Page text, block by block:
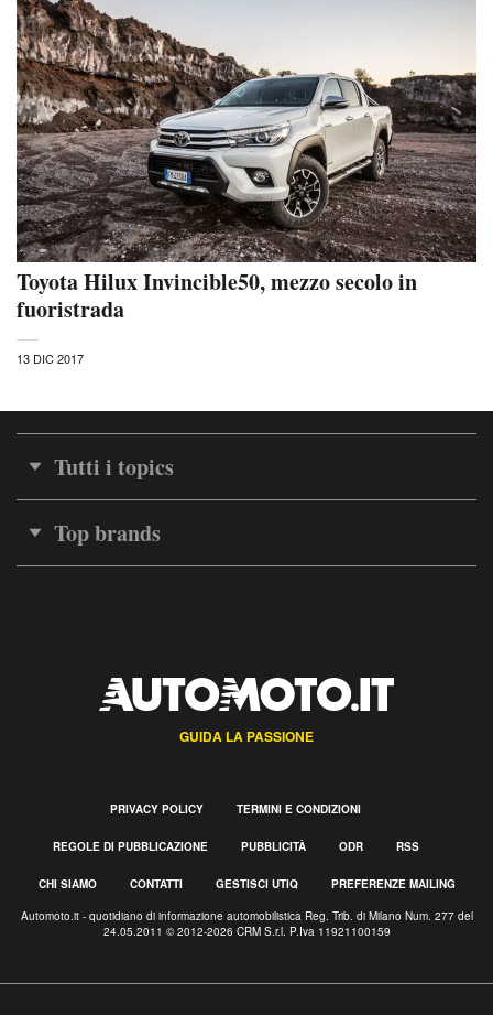
Toyota Hilux Invincible50, mezzo secolo in
fuoristrada
13 DIC 2017
Tutti i topics
Top brands
GUIDA LA PASSIONE
PRIVACY POLICY TERMINI E CONDIZIONI
REGOLE DI PUBBLICAZIONE PUBBLICITÀ ODR RSS
CHI SIAMO CONTATTI GESTISCI UTIQ PREFERENZE MAILING
Automoto.it - quotidiano di informazione automobilistica Reg. Trib. di Milano Num. 277 del
24.05.2011 © 2012-2026 CRM S.r.l. P.Iva 11921100159